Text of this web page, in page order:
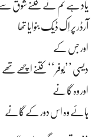
یاد ہے تم نے کتنے شوق سے
آرڈر پر اِک ڈیک بنوایا تھا
اور جس کے
دیسی ’’بُوفر‘‘ کتنے اچھے تھے
اور وہ گانے
ہائے وہ اس دور کے گانے